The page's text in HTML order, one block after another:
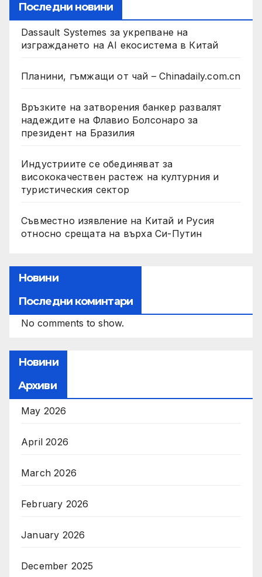
Последни новини
Dassault Systemes за укрепване на
изграждането на AI екосистема в Китай
Планини, гъмжащи от чай – Chinadaily.com.cn
Връзките на затворения банкер развалят
надеждите на Флавио Болсонаро за
президент на Бразилия
Индустриите се обединяват за
висококачествен растеж на културния и
туристическия сектор
Съвместно изявление на Китай и Русия
относно срещата на върха Си-Путин
Новини
Последни коминтари
No comments to show.
Новини
Архиви
May 2026
April 2026
March 2026
February 2026
January 2026
December 2025